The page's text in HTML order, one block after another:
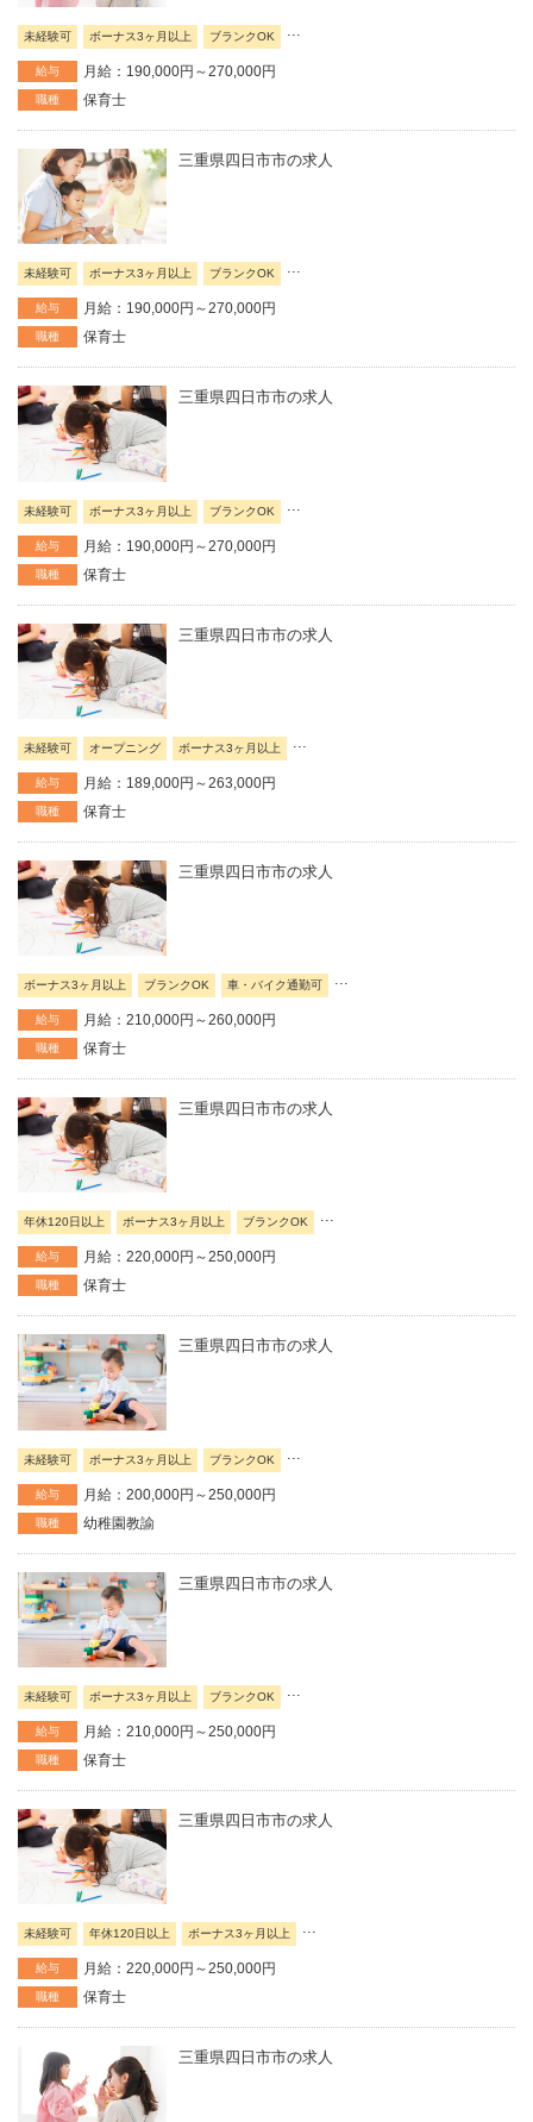
未経験可 ボーナス3ヶ月以上 ブランクOK ...
給与 月給：190,000円～270,000円
職種 保育士
三重県四日市市の求人
未経験可 ボーナス3ヶ月以上 ブランクOK ...
給与 月給：190,000円～270,000円
職種 保育士
三重県四日市市の求人
未経験可 ボーナス3ヶ月以上 ブランクOK
給与 月給：190,000円～270,000円
職種 保育士
三重県四日市市の求人
未経験可 オープニング ボーナス3ヶ月以上
給与 月給：189,000円～263,000円
職種 保育士
三重県四日市市の求人
ボーナス3ヶ月以上 ブランクOK 車・バイク通勤可 ...
給与 月給：210,000円～260,000円
職種 保育士
三重県四日市市の求人
年休120日以上 ボーナス3ヶ月以上 ブランクOK ...
給与 月給：220,000円～250,000円
職種 保育士
三重県四日市市の求人
未経験可 ボーナス3ヶ月以上 ブランクOK
給与 月給：200,000円～250,000円
職種 幼稚園教諭
三重県四日市市の求人
未経験可 ボーナス3ヶ月以上 ブランクOK
給与 月給：210,000円～250,000円
職種 保育士
三重県四日市市の求人
未経験可 年休120日以上 ボーナス3ヶ月以上 ...
給与 月給：220,000円～250,000円
職種 保育士
三重県四日市市の求人